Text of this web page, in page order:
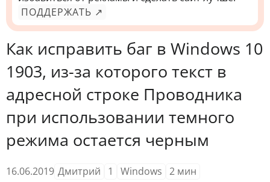
ПОДДЕРЖАТЬ ↗
Как исправить баг в Windows 10
1903, из-за которого текст в
адресной строке Проводника
при использовании темного
режима остается черным
16.06.2019 Дмитрий 1 Windows 2 мин